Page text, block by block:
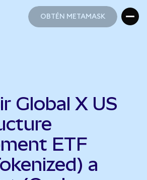
OBTÉN METAMASK
Global X US
ETF
a